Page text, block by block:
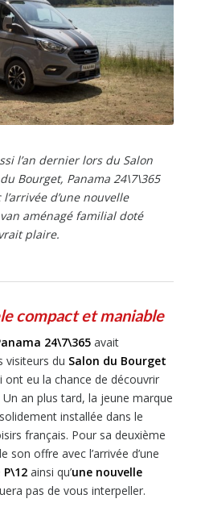
l’an dernier lors du Salon
Bourget, Panama 24\7\365
d’une nouvelle
aménagé familial doté
plaire.
compact et maniable
24\7\365avait
visiteurs du Salon du Bourget
ont eu la chance de découvrir
an plus tard, la jeune marque
solidement installée dans le
français. Pour sa deuxième
son offre avec l’arrivée d’une
P\12ainsi qu’une nouvelle
pas de vous interpeller.